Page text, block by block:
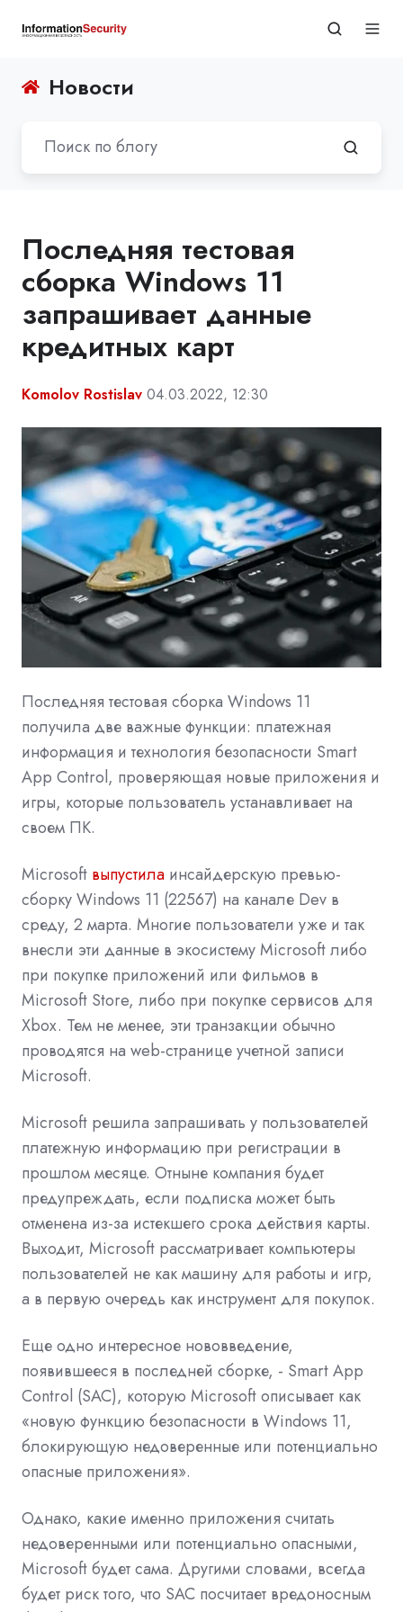
Новости
Последняя тестовая
сборка Windows 11
запрашивает данные
кредитных карт
Komolov Rostislav 04.03.2022, 12:30
Последняя тестовая сборка Windows 11
получила две важные функции: платежная
информация и технология безопасности Smart
App Control, проверяющая новые приложения и
игры, которые пользователь устанавливает на
своем ПК.
Microsoft выпустила инсайдерскую превью-
сборку Windows 11 (22567) на канале Dev в
среду, 2 марта. Многие пользователи уже и так
внесли эти данные в экосистему Microsoft либо
при покупке приложений или фильмов в
Microsoft Store, либо при покупке сервисов для
Xbox. Тем не менее, эти транзакции обычно
проводятся на web-странице учетной записи
Microsoft.
Microsoft решила запрашивать у пользователей
платежную информацию при регистрации в
прошлом месяце. Отныне компания будет
предупреждать, если подписка может быть
отменена из-за истекшего срока действия карты.
Выходит, Microsoft рассматривает компьютеры
пользователей не как машину для работы и игр,
а в первую очередь как инструмент для покупок.
Еще одно интересное нововведение,
появившееся в последней сборке, - Smart App
Control (SAC), которую Microsoft описывает как
«новую функцию безопасности в Windows 11,
блокирующую недоверенные или потенциально
опасные приложения».
Однако, какие именно приложения считать
недоверенными или потенциально опасными,
Microsoft будет сама. Другими словами, всегда
будет риск того, что SAC посчитает вредоносным